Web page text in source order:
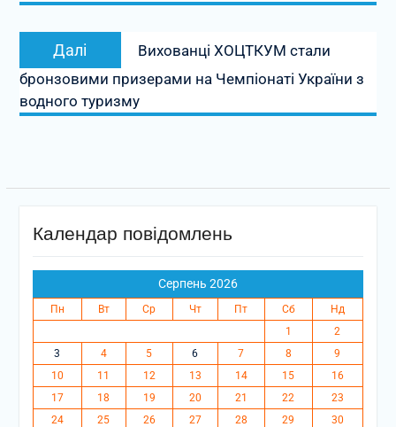
Далі
запис:
Вихованці ХОЦТКУМ стали
бронзовими призерами на Чемпіонаті України з
водного туризму
Календар повідомлень
Серпень 2026
Пн Вт Ср Чт Пт Сб
Нд
1
2
3
4 5 6 7 8
9
10
11 12 13 14 15
16
17
18 19 20 21 22
23
24
25 26 27 28 29
30